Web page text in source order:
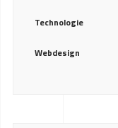
Technologie
Webdesign